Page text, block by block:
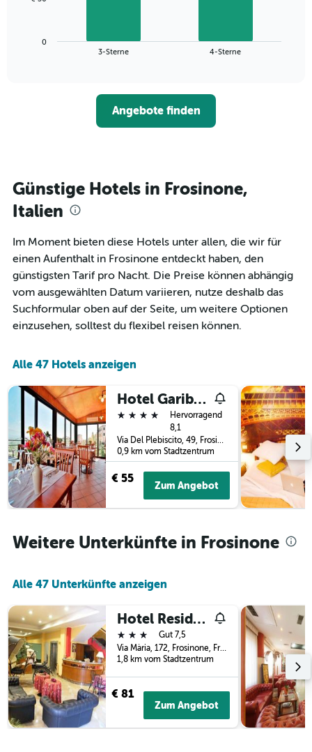
Achse,
die
den
Zimmerpreis
für
Nacht
in
den
letzten
anzeigt.
zeigt
Tagen,
aggregiert
nach
Das
Diagramm
hat
1
X-
Achse,
die
die
Sternen
Das
Diagramm
1
Y-
Achse,
die
den
durchschnittlichen
diesem
der
den
letzten
3
Tagen
gefunden
wurde.
3-Sterne 4-Sterne
0
Angebote finden
Günstige Hotels in Frosinone,
Italien
Im Moment bieten diese Hotels unter allen, die wir für
einen Aufenthalt in Frosinone entdeckt haben, den
günstigsten Tarif pro Nacht. Die Preise können abhängig
vom ausgewählten Datum variieren, nutze deshalb das
Suchformular oben auf der Seite, um weitere Optionen
einzusehen, solltest du flexibel reisen können.
Alle 47 Hotels anzeigen
Hotel Garibaldi
4 Sterne
Hervorragend
8,1
Via Del Plebiscito, 49, Frosinone, Frosinone, Italien
0,9 km vom Stadtzentrum
€ 55
Zum Angebot
Weitere Unterkünfte in Frosinone
Alle 47 Unterkünfte anzeigen
Hotel Residence Memmina
3 Sterne
Gut 7,5
Via Mària, 172, Frosinone, Frosinone, Italien
1,8 km vom Stadtzentrum
€ 81
Zum Angebot